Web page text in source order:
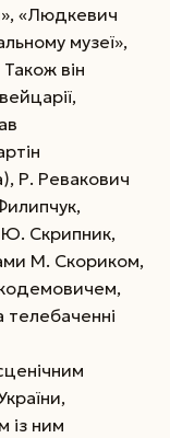
«Людкевич
музеї»,
він
Р. Ревакович
Ю. Скрипник,
М. Скориком,
із ним